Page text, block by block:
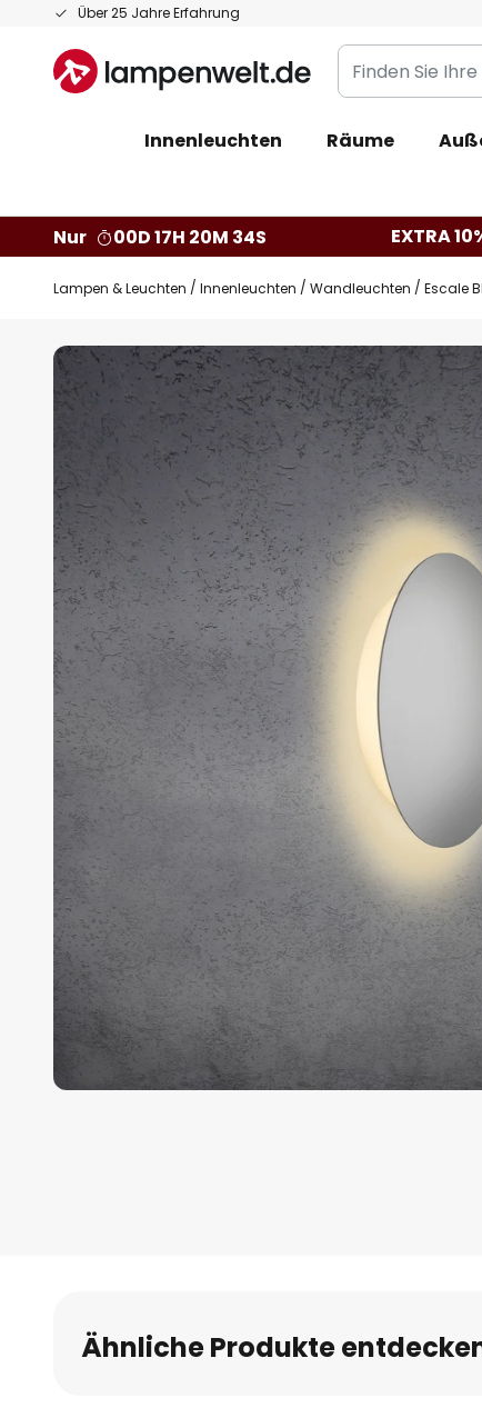
Über 25 Jahre Erfahrung
Zum
springen
Finden
Sie
Leuchte...
Innenleuchten Räume
Nur
00D 17H 20M 33S EXTRA
Lampen & Leuchten Innenleuchten Wandleuchten Escale
Zum
Ende
der
Bildgalerie
springen
Ähnliche Produkte